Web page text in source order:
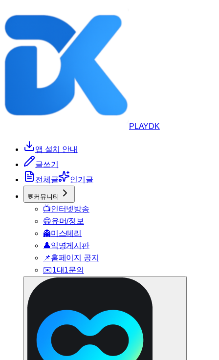
PLAYDK
앱 설치 안내
글쓰기
전체글
인기글
💬커뮤니티
📺인터넷방송
😄유머/정보
👻미스테리
👤익명게시판
📌홈페이지 공지
✉️1대1문의